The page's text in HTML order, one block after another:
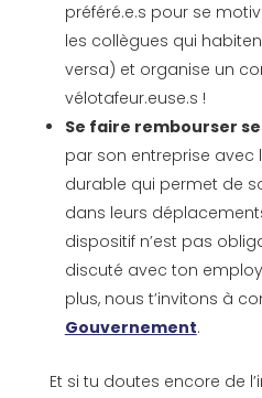
préféré.e.s pour se
les collègues qui
versa) et organise un
vélotafeur.euse.s !
Se faire rembourser
par son entreprise avec
durable qui permet de
dans leurs
dispositif n’est pas
discuté avec ton
plus, nous t’invitons à
Gouvernement.
Et si tu doutes encore de